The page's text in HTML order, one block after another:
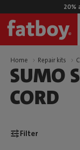
20%
Home Repair kits
SUMO
CORD
Filter